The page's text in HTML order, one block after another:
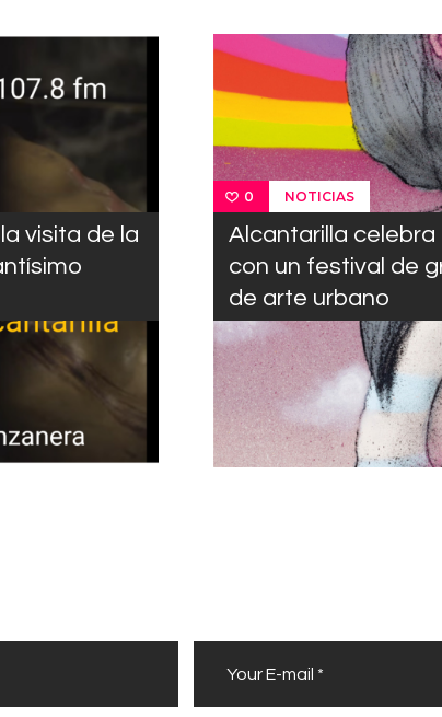
visita de la
0 NOTICIAS
Alcantarilla celebra
con un festival de
de arte urbano